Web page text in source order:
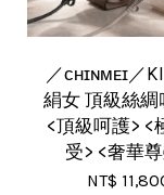
／ᴄʜɪɴᴍᴇɪ／
絹女 頂級絲綢
<頂級呵護> <
受> <奢華
NT$